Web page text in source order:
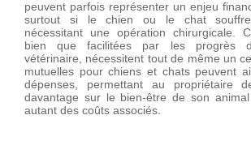
peuvent parfois représenter un enjeu
surtout si le chien ou le chat souffre
nécessitant une opération chirurgicale.
bien que facilitées par les progrès
vétérinaire, nécessitent tout de même un
mutuelles pour chiens et chats peuvent
dépenses, permettant au propriétaire
davantage sur le bien-être de son
autant des coûts associés.